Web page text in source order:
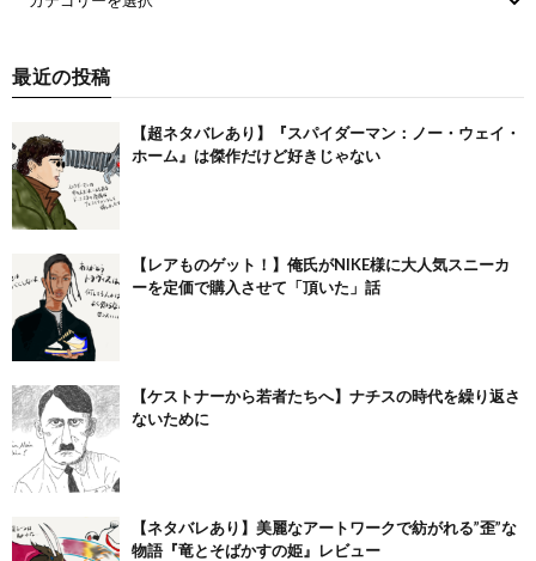
最近の投稿
【超ネタバレあり】『スパイダーマン：ノー・ウェイ・
ホーム』は傑作だけど好きじゃない
【レアものゲット！】俺氏がNIKE様に大人気スニーカ
ーを定価で購入させて「頂いた」話
【ケストナーから若者たちへ】ナチスの時代を繰り返さ
ないために
【ネタバレあり】美麗なアートワークで紡がれる”歪”な
物語『竜とそばかすの姫』レビュー